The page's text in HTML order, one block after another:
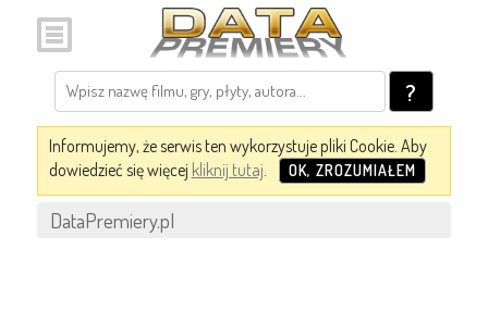
?
Informujemy, że serwis ten wykorzystuje pliki Cookie. Aby
dowiedzieć się więcej kliknij tutaj. OK, ZROZUMIAŁEM
DataPremiery.pl